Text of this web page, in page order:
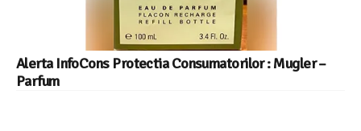
Alerta InfoCons Protectia Consumatorilor : Mugler –
Parfum